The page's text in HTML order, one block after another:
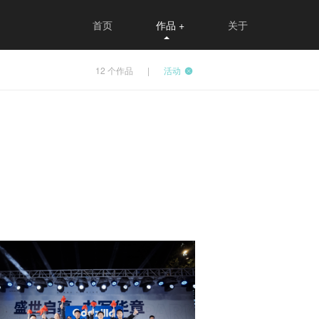
首页 作品 + 关于
12 个作品 | 活动